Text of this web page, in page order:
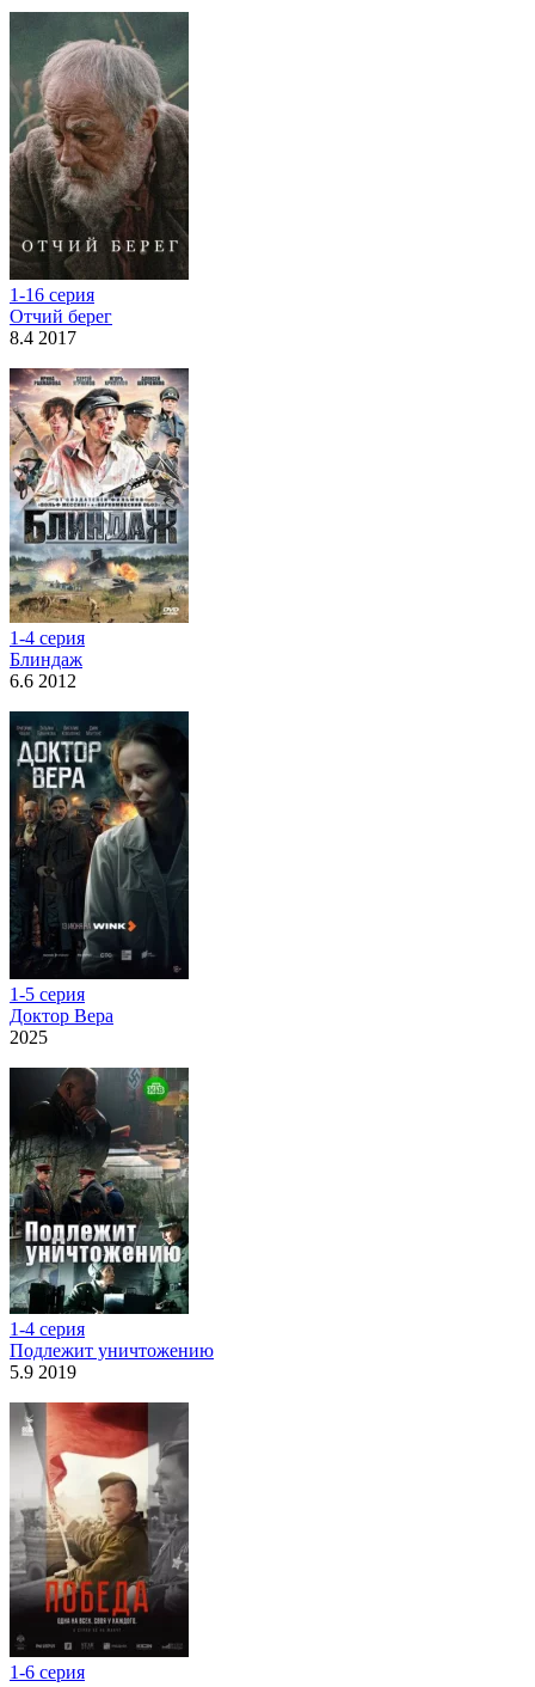
1-16 серия
Отчий берег
8.4 2017
1-4 серия
Блиндаж
6.6 2012
1-5 серия
Доктор Вера
2025
1-4 серия
Подлежит уничтожению
5.9 2019
1-6 серия